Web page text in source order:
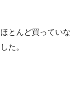
とんど買っていな
た。